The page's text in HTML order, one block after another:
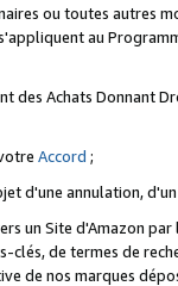
ou toutes autres
au
des Achats Donnant
Accord ;
d'une annulation,
un Site d'Amazon
clés, de termes de
de nos marques